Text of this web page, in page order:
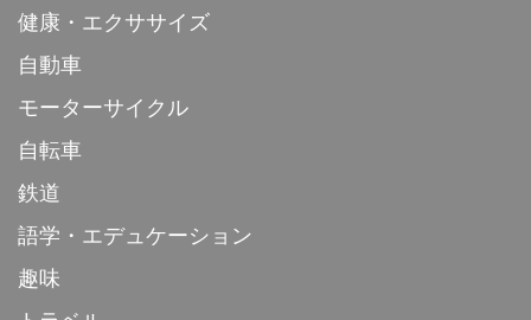
健康・エクササイズ
自動車
モーターサイクル
自転車
鉄道
語学・エデュケーション
趣味